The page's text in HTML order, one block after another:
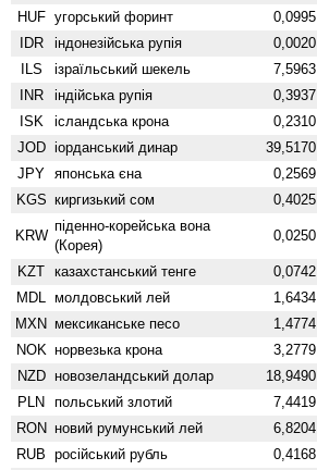
HUF угорський форинт 0,0995
IDR індонезійська рупія 0,0020
ILS ізраїльський шекель 7,5963
INR індійська рупія 0,3937
ISK ісландська крона 0,2310
JOD іорданський динар 39,5170
JPY японська єна 0,2569
KGS киргизький сом 0,4025
KRW
піденно-корейська вона
(Корея)
0,0250
KZT казахстанський тенге 0,0742
MDL молдовський лей 1,6434
MXN мексиканське песо 1,4774
NOK норвезька крона 3,2779
NZD ново­зеландський долар 18,9490
PLN польський злотий 7,4419
RON новий румунський лей 6,8204
RUB російський рубль 0,4168